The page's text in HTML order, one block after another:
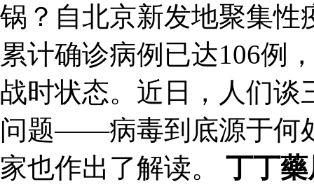
锅？自北京新发地聚集性
累计确诊病例已达106例
战时状态。近日，人们谈
问题——病毒到底源于何
家也作出了解读。 丁丁